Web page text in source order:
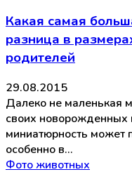
Какая самая
разница в
родителей
29.08.2015
Далеко не маленькая
своих новорожденных
миниатюрность может
особенно в…
Фото животных